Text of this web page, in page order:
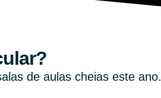
de aulas cheias este ano.